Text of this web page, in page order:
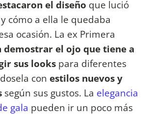
el diseño que lució
cómo a ella le quedaba
ocasión. La ex Primera
demostrar el ojo que tiene a
sus looks para diferentes
con estilos nuevos y
según sus gustos. La elegancia
gala pueden ir un poco más